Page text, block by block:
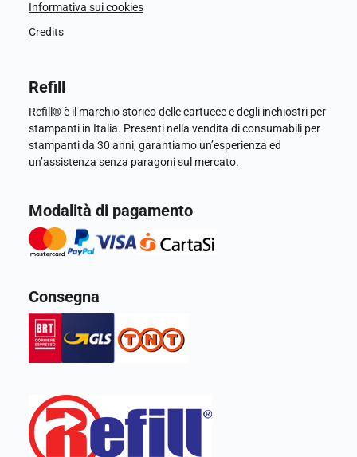
Informativa sui cookies
Credits
Refill
Refill® è il marchio storico delle cartucce e degli inchiostri per
stampanti in Italia. Presenti nella vendita di consumabili per
stampanti da 30 anni, garantiamo un’esperienza ed
un’assistenza senza paragoni sul mercato.
Modalità di pagamento
Consegna